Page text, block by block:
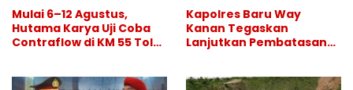
Mulai 6–12 Agustus,
Hutama Karya Uji Coba
Contraflow di KM 55 Tol
Kapolres Baru Way
Kanan Tegaskan
Lanjutkan Pembatasan
Berlanjut